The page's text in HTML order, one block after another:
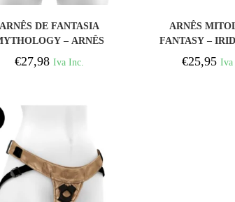
ARNÊS DE FANTASIA
– ARNÊS
SUPER ELÁSTICOS
TAMANHO ÚNICO
€27,98 Iva Inc.
ARNÊS
FANTASY –
L/XL
€25,95 Iva